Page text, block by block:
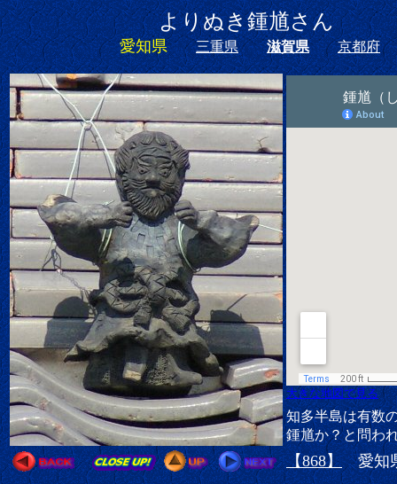
よりぬき鍾馗さん
愛知県 三重県 滋賀県 京都府
大きな地図で見る
知多半島は有数
鍾馗か？と問わ
【868】愛知